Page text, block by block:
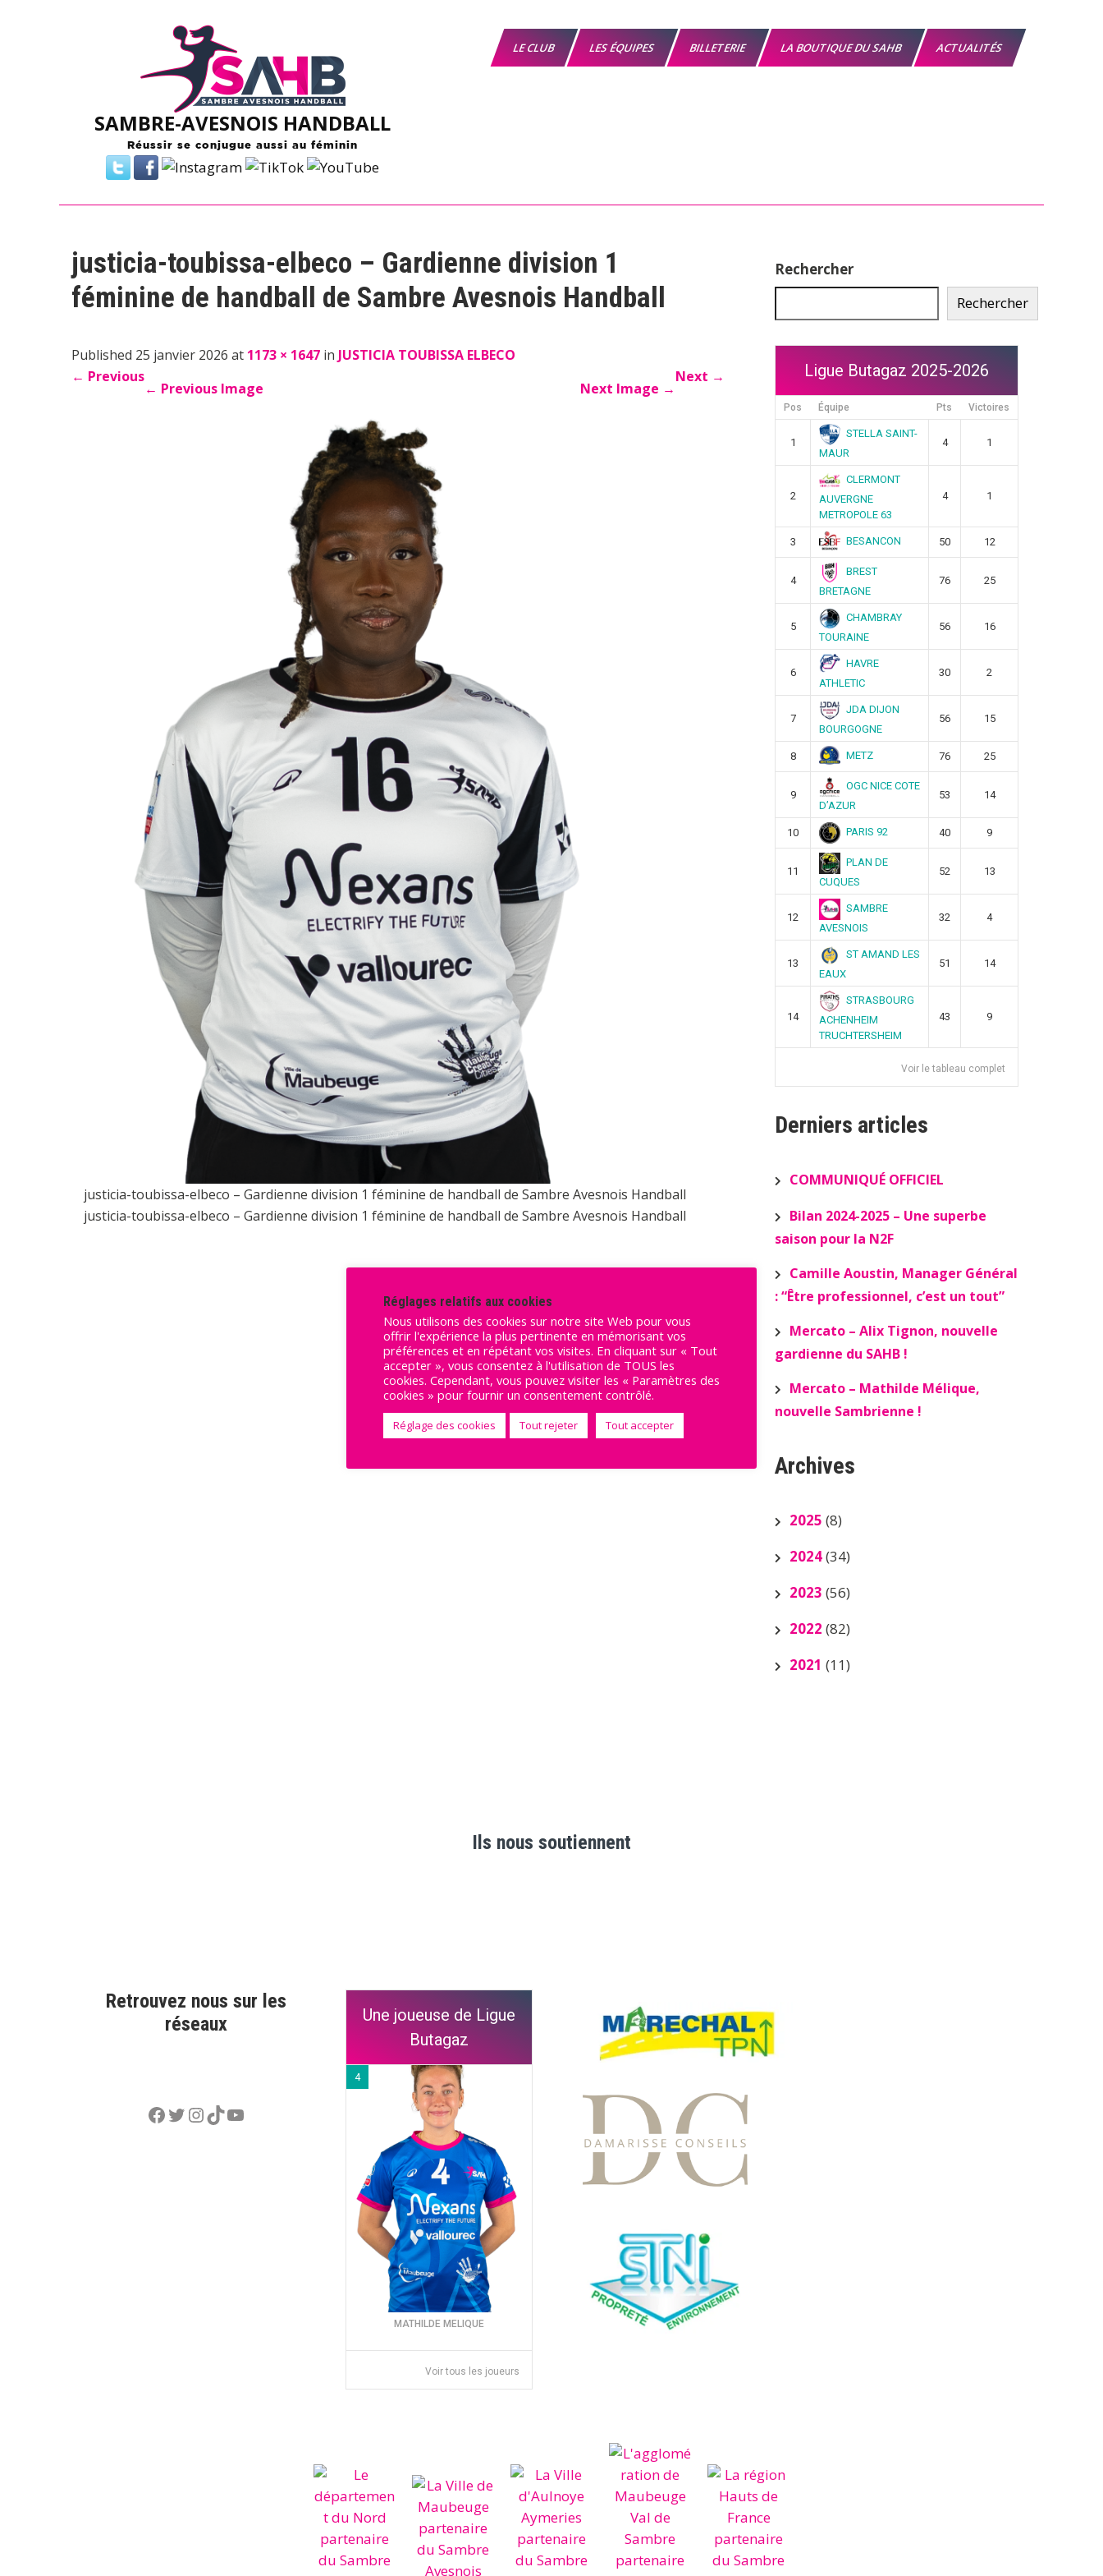
SAMBRE-AVESNOIS HANDBALL
Réussir se conjugue aussi au féminin
LE CLUB LES ÉQUIPES BILLETERIE LA BOUTIQUE DU SAHB ACTUALITÉS
justicia-toubissa-elbeco – Gardienne division 1
féminine de handball de Sambre Avesnois Handball
Published 25 janvier 2026 at 1173 × 1647 in JUSTICIA TOUBISSA ELBECO
← Previous Next →
← Previous Image Next Image →
justicia-toubissa-elbeco – Gardienne division 1 féminine de handball de Sambre Avesnois Handball
justicia-toubissa-elbeco – Gardienne division 1 féminine de handball de Sambre Avesnois Handball
Rechercher
Rechercher
Ligue Butagaz 2025-2026
Pos Équipe Pts Victoires
1
STELLA SAINT-
MAUR
4 1
2
CLERMONT
AUVERGNE
METROPOLE 63
4 1
3 BESANCON 50 12
4
BREST
BRETAGNE
76 25
5
CHAMBRAY
TOURAINE
56 16
6
HAVRE
ATHLETIC
30 2
7
JDA DIJON
BOURGOGNE
56 15
8 METZ 76 25
9
OGC NICE COTE
D’AZUR
53 14
10 PARIS 92 40 9
11
PLAN DE
CUQUES
52 13
12
SAMBRE
AVESNOIS
32 4
13
ST AMAND LES
EAUX
51 14
14
STRASBOURG
ACHENHEIM
TRUCHTERSHEIM
43 9
Voir le tableau complet
Derniers articles
COMMUNIQUÉ OFFICIEL
Bilan 2024-2025 – Une superbe
saison pour la N2F
Camille Aoustin, Manager Général
: “Être professionnel, c’est un tout”
Mercato – Alix Tignon, nouvelle
gardienne du SAHB !
Mercato – Mathilde Mélique,
nouvelle Sambrienne !
Archives
2025 (8)
2024(34)
2023 (56)
2022 (82)
2021 (11)
Ils nous soutiennent
Retrouvez nous sur les
réseaux
Facebook
Twitter
Instagram
TikTok
YouTube
Une joueuse de Ligue
Butagaz
4
MATHILDE MELIQUE
Voir tous les joueurs
Réglages relatifs aux cookies
Nous utilisons des cookies sur notre site Web pour vous
offrir l'expérience la plus pertinente en mémorisant vos
préférences et en répétant vos visites. En cliquant sur « Tout
accepter », vous consentez à l'utilisation de TOUS les
cookies. Cependant, vous pouvez visiter les « Paramètres des
cookies » pour fournir un consentement contrôlé.
Réglage des cookies Tout rejeter Tout accepter